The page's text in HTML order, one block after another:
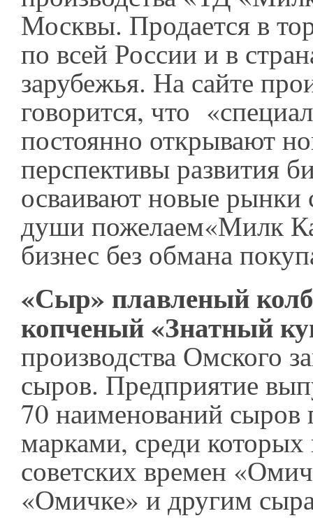
Москвы. Продается в
по всей России и в
зарубежья. На сайте
говорится, что
постоянно открывают
перспективы развития
осваивают новые рынки
души пожелаем«Милк
бизнес без обмана
«Сыр» плавленый
копченый «Знатный
производства Омского
сыров. Предприятие
70 наименований
марками, среди которых
советских времен
«Омичке» и другим